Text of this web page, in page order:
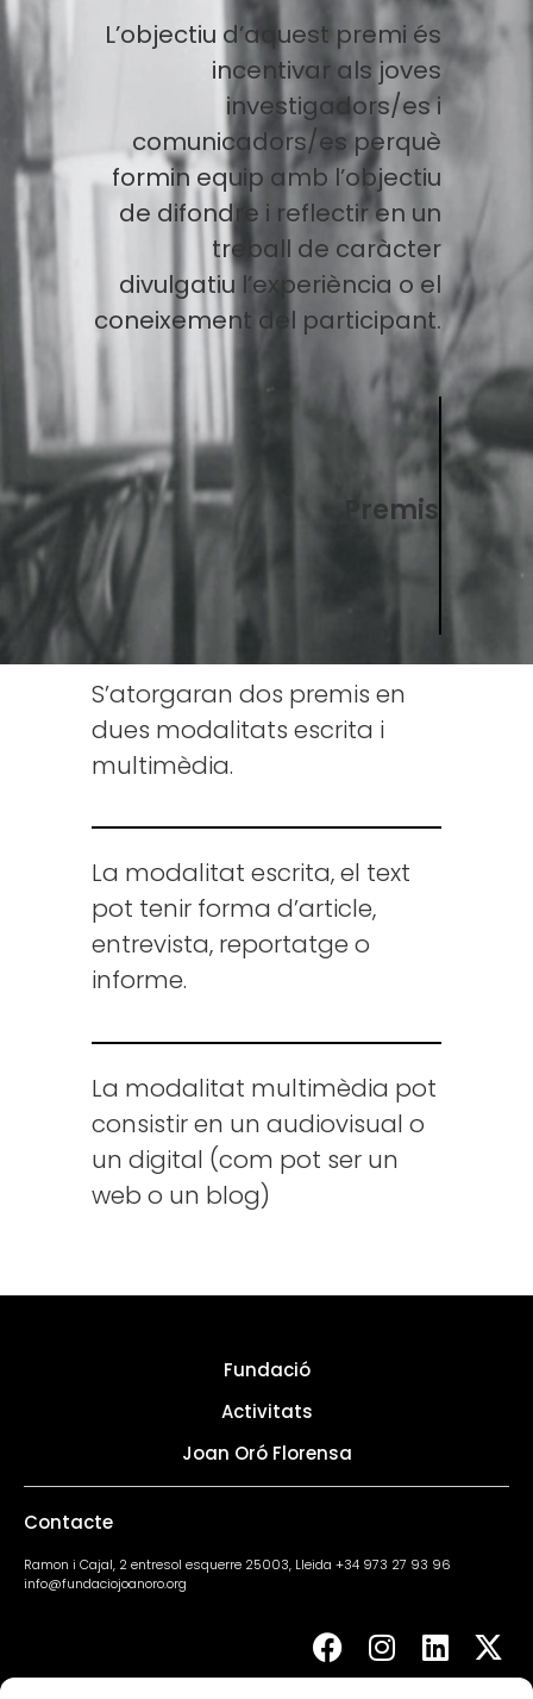
L’objectiu d’aquest premi és
incentivar als joves
investigadors/es i
comunicadors/es perquè
formin equip amb l’objectiu
de difondre i reflectir en un
treball de caràcter
divulgatiu l’experiència o el
coneixement del participant.
Premis
S’atorgaran dos premis en
dues modalitats escrita i
multimèdia.
La modalitat escrita, el text
pot tenir forma d’article,
entrevista, reportatge o
informe.
La modalitat multimèdia pot
consistir en un audiovisual o
un digital (com pot ser un
web o un blog)
Fundació
Activitats
Joan Oró Florensa
Contacte
Ramon i Cajal, 2 entresol esquerre 25003, Lleida +34 973 27 93 96
info@fundaciojoanoro.org